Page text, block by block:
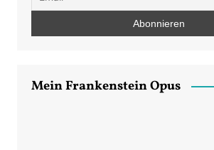
Mein Frankenstein Opus